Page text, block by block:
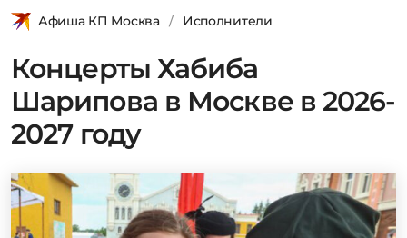
Афиша КП Москва Исполнители
Концерты Хабиба
Шарипова в Москве в 2026-
2027 году